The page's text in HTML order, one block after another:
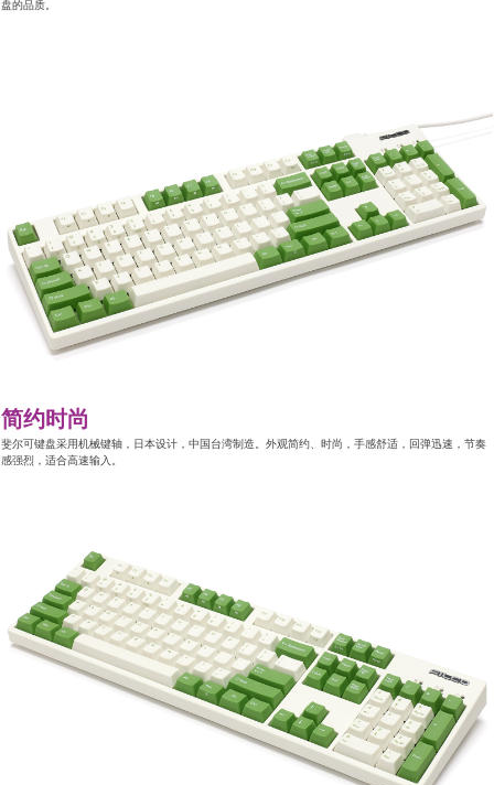
盘的品质。
简约时尚
斐尔可键盘采用机械键轴，日本设计，中国台湾制造。外观简约、时尚，手感舒适，回弹迅速，节奏
感强烈，适合高速输入。